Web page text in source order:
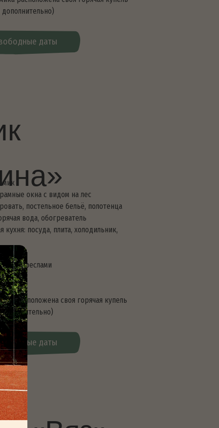
холодильник,
своя горячая купель
на лес
бельё, полотенца
холодильник,